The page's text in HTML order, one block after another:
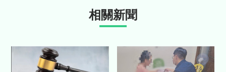
相關新聞